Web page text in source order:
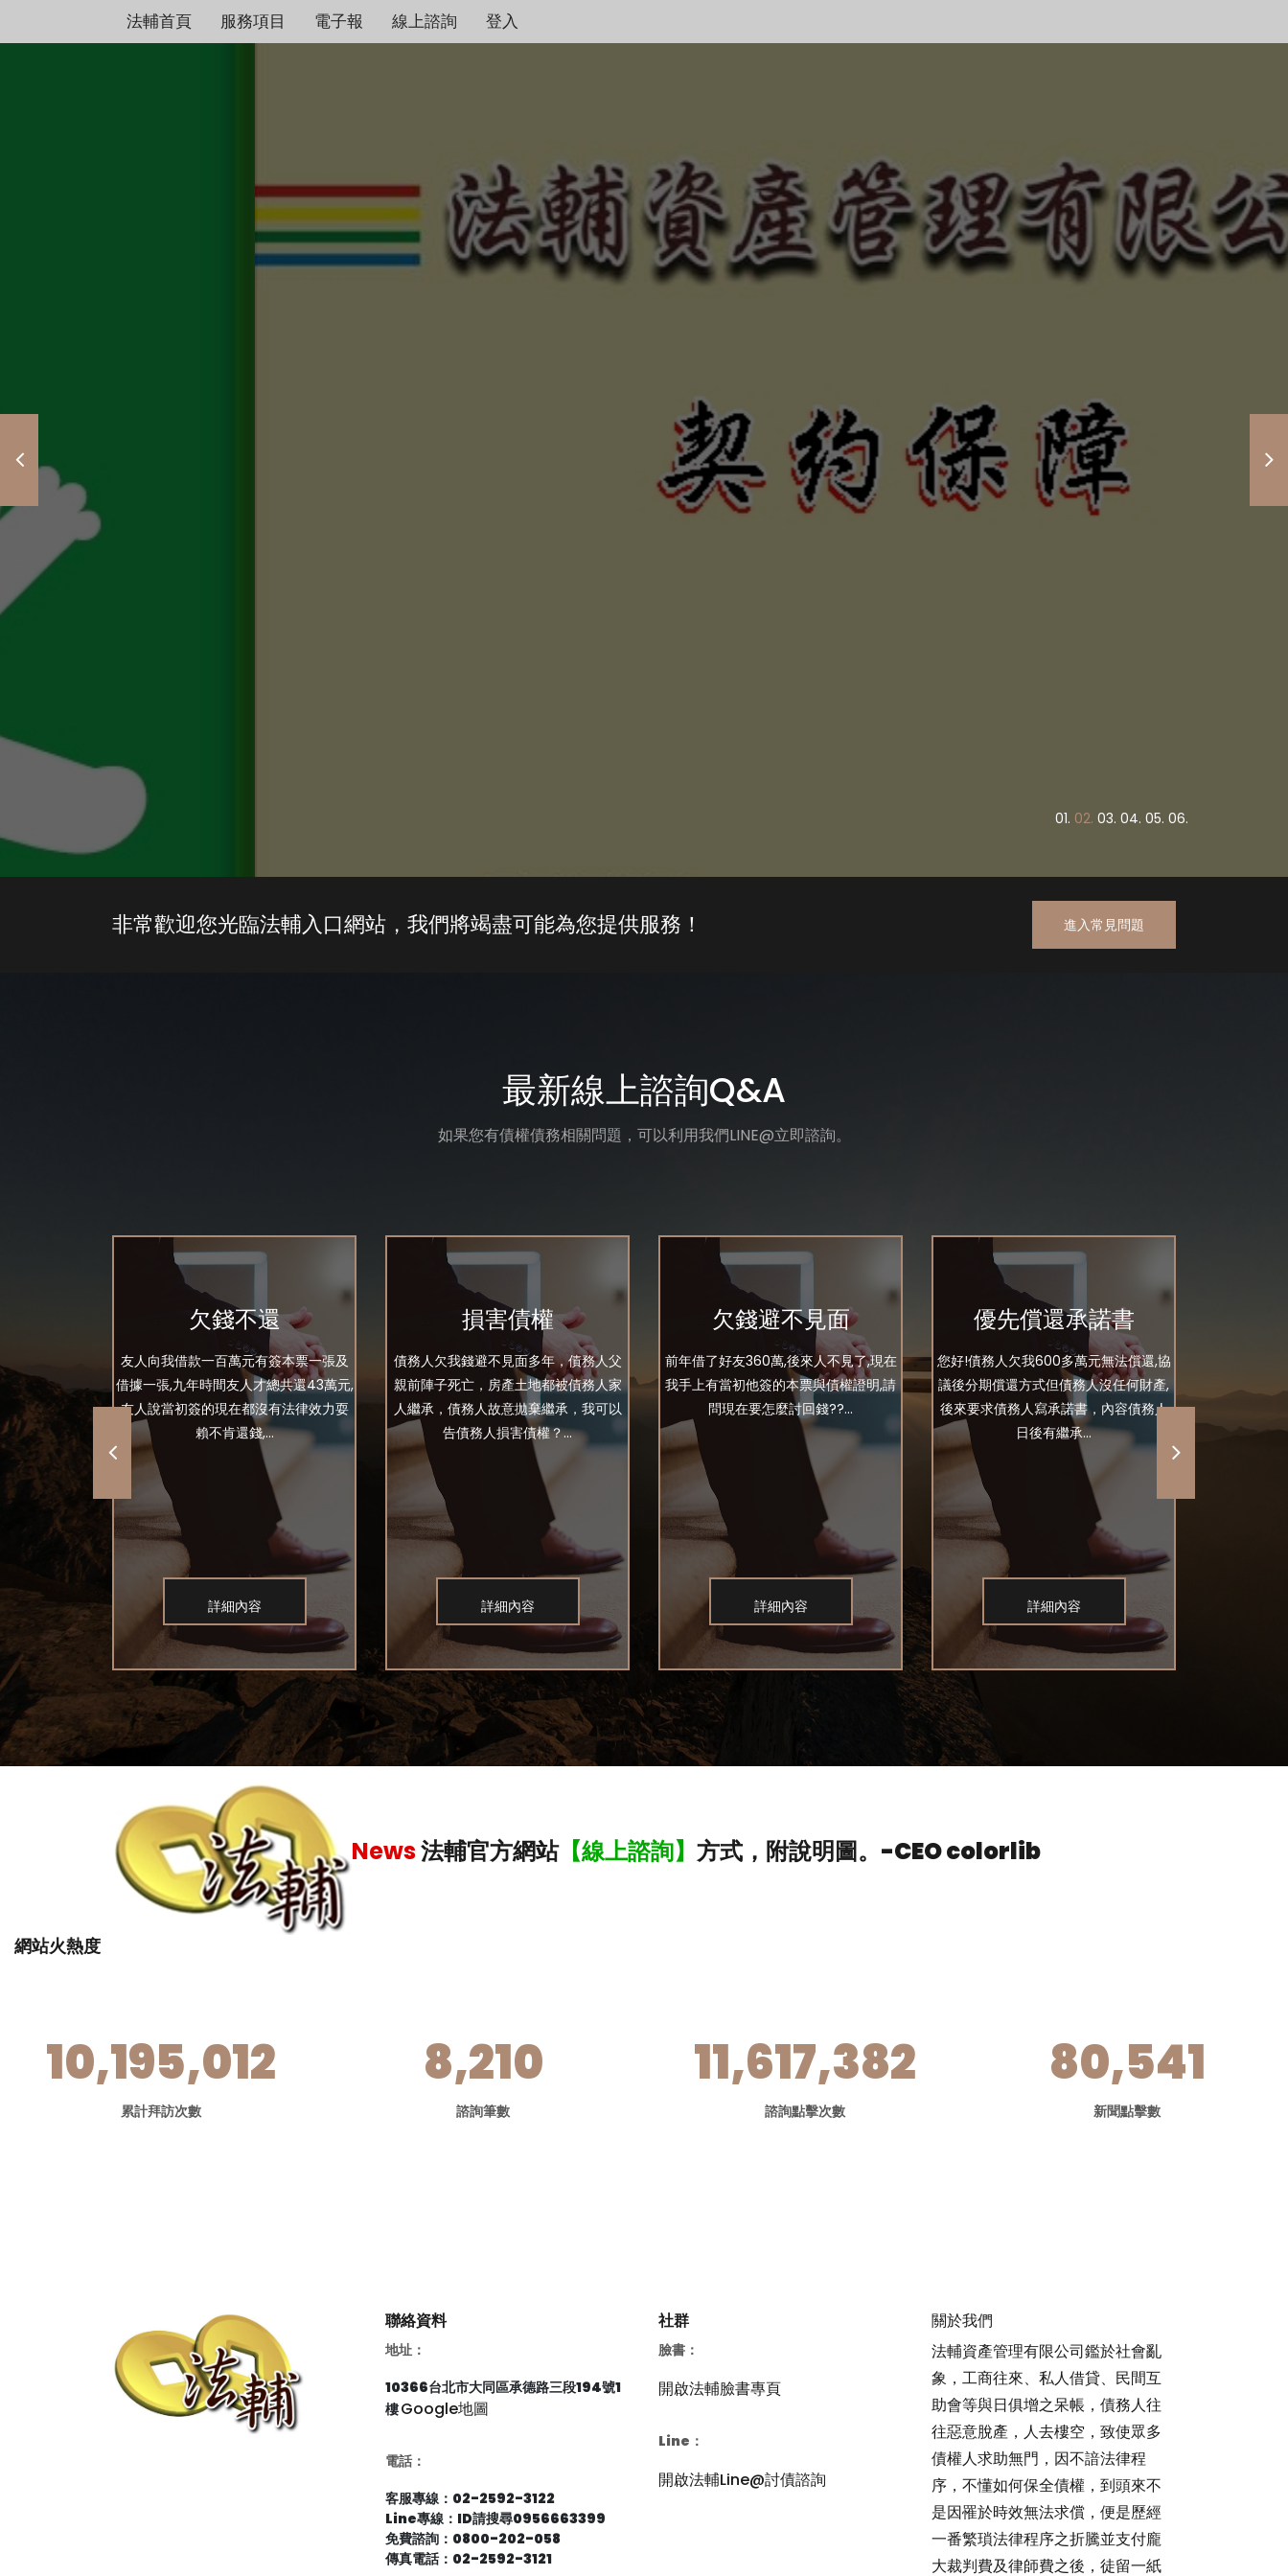
法輔首頁 服務項目 電子報 線上諮詢 登入
契約保障！
本公司秉持著合情合理合法、正規經營、健全制
度，只要是合法有憑據的債權！
力、困難度高低與
否，定當竭盡心力
01. 02. 03. 04. 05. 06.
非常歡迎您光臨法輔入口網站，我們將竭盡可能為您提供服務！ 進入常見問題
最新線上諮詢Q&A
如果您有債權債務相關問題，可以利用我們LINE@立即諮詢。
友說是a要
到a 我這位
幫我找a出
欠錢不還
友人向我借款一百萬元有簽本票一張及
借據一張,九年時間友人才總共還43萬元,
友人說當初簽的現在都沒有法律效力耍
賴不肯還錢,...
詳細內容
損害債權
債務人欠我錢避不見面多年，債務人父
親前陣子死亡，房產土地都被債務人家
人繼承，債務人故意拋棄繼承，我可以
告債務人損害債權？...
詳細內容
欠錢避不見面
前年借了好友360萬,後來人不見了,現在
我手上有當初他簽的本票與債權證明,請
問現在要怎麼討回錢??...
詳細內容
優先償還承諾書
您好!債務人欠我600多萬元無法償還,協
議後分期償還方式但債務人沒任何財產,
後來要求債務人寫承諾書，內容債務人
日後有繼承...
詳細內容
借
News法輔官方網站【線上諮詢】 方式，附說明圖。 -CEO colorlib
網站火熱度
10,195,012
累計拜訪次數
8,210
諮詢筆數
11,617,382
諮詢點擊次數
80,541
新聞點擊數
聯絡資料
地址：
10366台北市大同區承德路三段194號1
樓Google地圖
電話：
客服專線：02-2592-3122
Line專線：ID請搜尋0956663399
免費諮詢：0800-202-058
傳真電話：02-2592-3121
社群
臉書：
開啟法輔臉書專頁
Line：
開啟法輔Line@討債諮詢
關於我們
法輔資產管理有限公司鑑於社會亂
象，工商往來、私人借貸、民間互
助會等與日俱增之呆帳，債務人往
往惡意脫產，人去樓空，致使眾多
債權人求助無門，因不諳法律程
序，不懂如何保全債權，到頭來不
是因罹於時效無法求償，便是歷經
一番繁瑣法律程序之折騰並支付龐
大裁判費及律師費之後，徒留一紙